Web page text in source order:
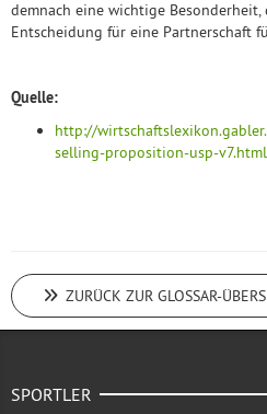
demnach eine wichtige
Entscheidung für eine Partnerschaft
Quelle:
http://
selling-proposition-usp-v7.html
ZURÜCK ZUR GLOSSAR-
SPORTLER